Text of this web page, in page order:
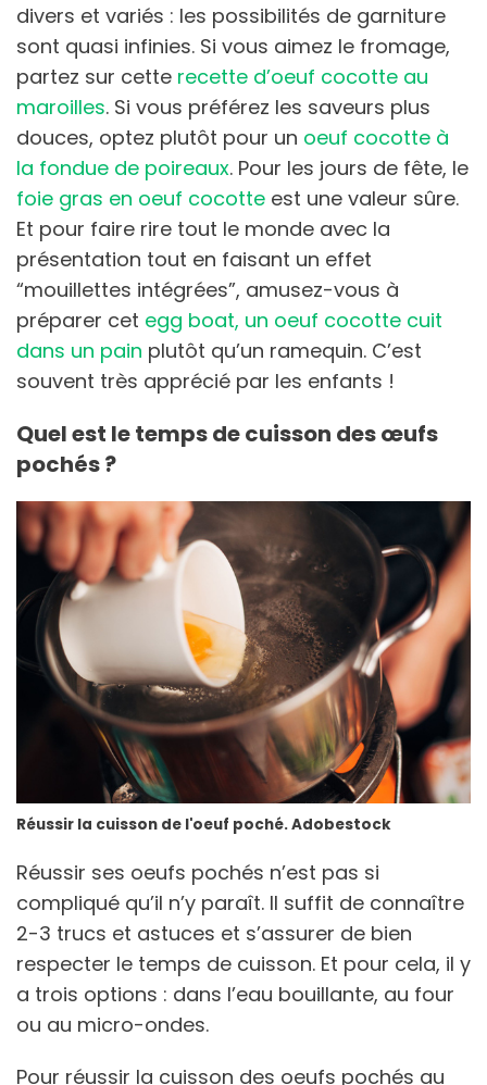
divers et variés : les possibilités de garniture
sont quasi infinies. Si vous aimez le fromage,
partez sur cette recette d’oeuf cocotte au
maroilles. Si vous préférez les saveurs plus
douces, optez plutôt pour un oeuf cocotte à
la fondue de poireaux. Pour les jours de fête, le
foie gras en oeuf cocotte est une valeur sûre.
Et pour faire rire tout le monde avec la
présentation tout en faisant un effet
“mouillettes intégrées”, amusez-vous à
préparer cet egg boat, un oeuf cocotte cuit
dans un pain plutôt qu’un ramequin. C’est
souvent très apprécié par les enfants !
Quel est le temps de cuisson des œufs
pochés ?
Réussir la cuisson de l'oeuf poché. Adobestock
Réussir ses oeufs pochés n’est pas si
compliqué qu’il n’y paraît. Il suffit de connaître
2-3 trucs et astuces et s’assurer de bien
respecter le temps de cuisson. Et pour cela, il y
a trois options : dans l’eau bouillante, au four
ou au micro-ondes.
Pour réussir la cuisson des oeufs pochés au